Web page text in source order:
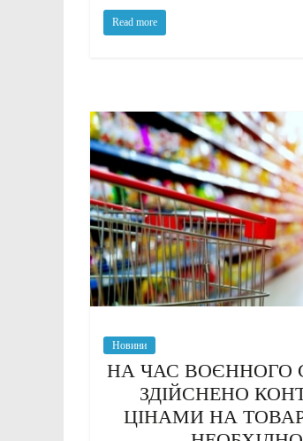
Read more
Новини
НА ЧАС ВОЄННОГО
ЗДІЙСНЕНО
ЦІНАМИ НА